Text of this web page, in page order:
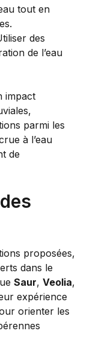
tout en
des
de l’eau
impact
parmi les
à l’eau
de
proposées,
dans le
Saur, Veolia,
expérience
orienter les